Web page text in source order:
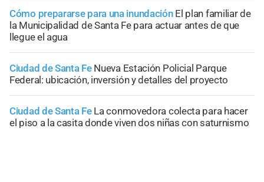
Cómo prepararse para una inundación El plan familiar de
la Municipalidad de Santa Fe para actuar antes de que
llegue el agua
Ciudad de Santa Fe Nueva Estación Policial Parque
Federal: ubicación, inversión y detalles del proyecto
Ciudad de Santa Fe La conmovedora colecta para hacer
el piso a la casita donde viven dos niñas con saturnismo